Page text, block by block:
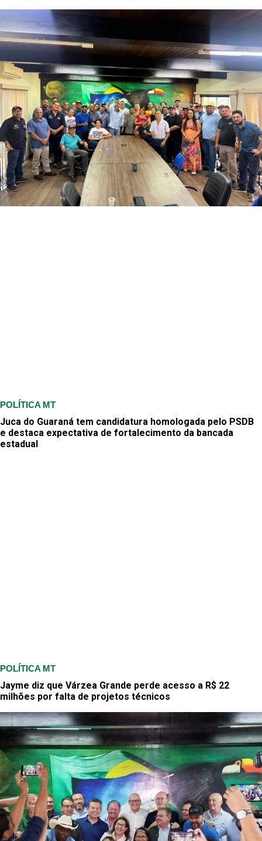
POLÍTICA MT
Juca do Guaraná tem candidatura homologada pelo PSDB
e destaca expectativa de fortalecimento da bancada
estadual
POLÍTICA MT
Jayme diz que Várzea Grande perde acesso a R$ 22
milhões por falta de projetos técnicos